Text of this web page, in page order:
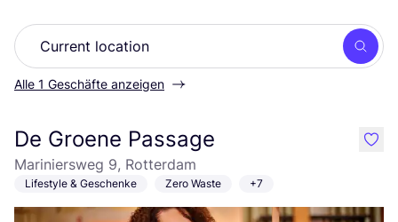
Alle 1 Geschäfte anzeigen
De Groene Passage
Mariniersweg 9, Rotterdam
Lifestyle & Geschenke Zero Waste +7
like